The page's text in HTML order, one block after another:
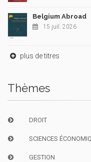
Belgium Abroad
15 juil. 2026
plus de titres
Thèmes
DROIT
SCIENCES
GESTION